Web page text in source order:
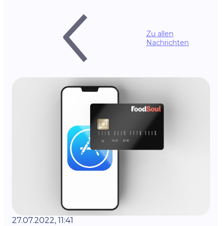
Zu allen
Nachrichten
27.07.2022, 11:41